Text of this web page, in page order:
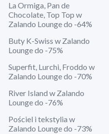
La Ormiga, Pan de
Chocolate, Top Top w
Zalando Lounge do -64%
Buty K-Swiss w Zalando
Lounge do -75%
Superfit, Lurchi, Froddo w
Zalando Lounge do -70%
River Island w Zalando
Lounge do -76%
Pościel i tekstylia w
Zalando Lounge do -73%